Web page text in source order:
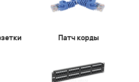
Патч корды